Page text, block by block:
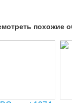
похожие